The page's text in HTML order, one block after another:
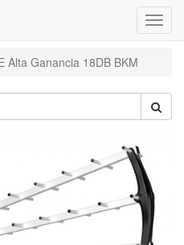
Alta Ganancia 18DB BKM